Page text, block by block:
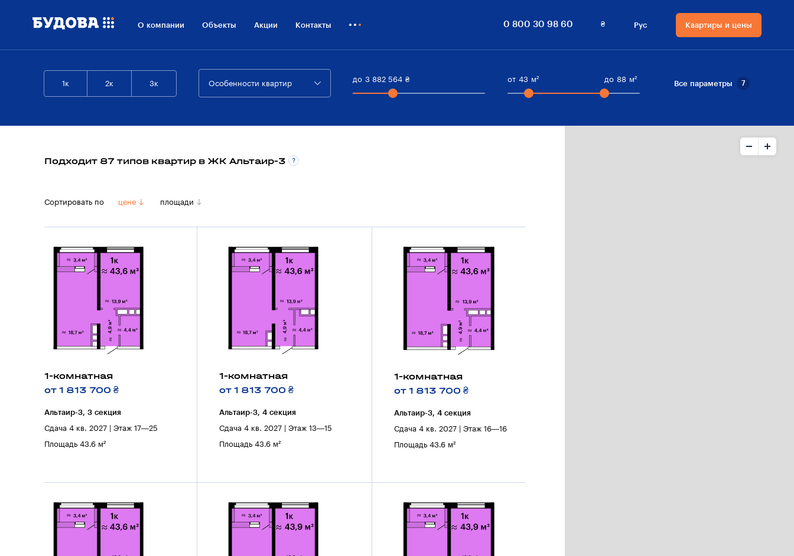
О компании Объекты Акции Контакты
Бизнесу
0 800 30 98 60 ₴
Валюта на сайте
$ Доллары
Рус
Язык сайта
Квартиры и цены
1к 2к 3к Особенности квартир
до 3 882 564 ₴ от 43 м² до 88 м²
Все параметры 7
Подходит 87 типов квартир в ЖК Альтаир-3
Сортировать по цене площади
1-комнатная
от 1 813 700 ₴
Альтаир-3, 3 секция
Сдача 4 кв. 2027 | Этаж 17—25
Площадь 43.6 м²
1-комнатная
от 1 813 700 ₴
Альтаир-3, 4 секция
Сдача 4 кв. 2027 | Этаж 13—15
Площадь 43.6 м²
1-комнатная
от 1 813 700 ₴
Альтаир-3, 4 секция
Сдача 4 кв. 2027 | Этаж 16—16
Площадь 43.6 м²